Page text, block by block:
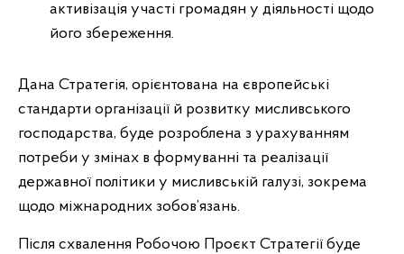
активізація участі громадян у діяльності щодо
його збереження.
Дана Стратегія, орієнтована на європейські
стандарти організації й розвитку мисливського
господарства, буде розроблена з урахуванням
потреби у змінах в формуванні та реалізації
державної політики у мисливській галузі, зокрема
щодо міжнародних зобов’язань.
Після схвалення Робочою Проєкт Стратегії буде